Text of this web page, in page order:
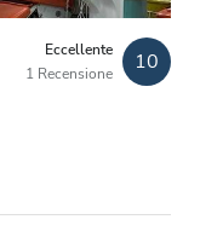
Eccellente
1 Recensione
10